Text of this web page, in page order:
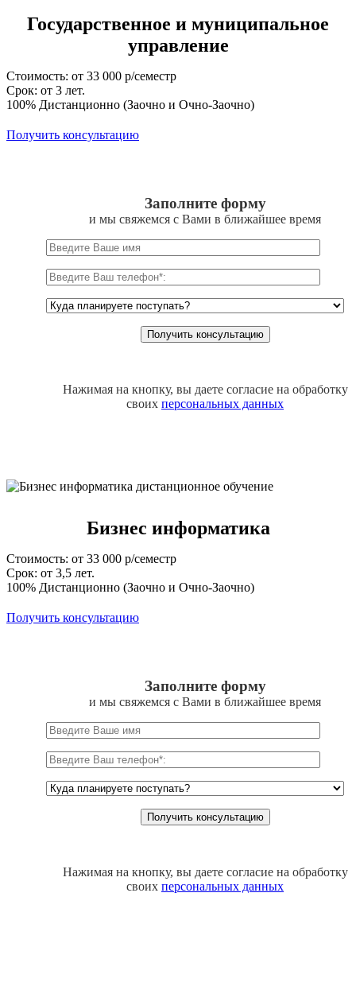
Государственное и муниципальное
управление
Стоимость: от 33 000 р/семестр
Срок: от 3 лет.
100% Дистанционно (Заочно и Очно-Заочно)
Получить консультацию
Заполните форму
и мы свяжемся с Вами в ближайшее время
Нажимая на кнопку, вы даете согласие на обработку
своих персональных данных
Бизнес информатика
Стоимость: от 33 000 р/семестр
Срок: от 3,5 лет.
100% Дистанционно (Заочно и Очно-Заочно)
Получить консультацию
Заполните форму
и мы свяжемся с Вами в ближайшее время
Нажимая на кнопку, вы даете согласие на обработку
своих персональных данных